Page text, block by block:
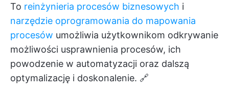
To reinżynieria procesów biznesowych i
narzędzie oprogramowania do mapowania
procesów umożliwia użytkownikom odkrywanie
możliwości usprawnienia procesów, ich
powodzenie w automatyzacji oraz dalszą
optymalizację i doskonalenie. 🔗